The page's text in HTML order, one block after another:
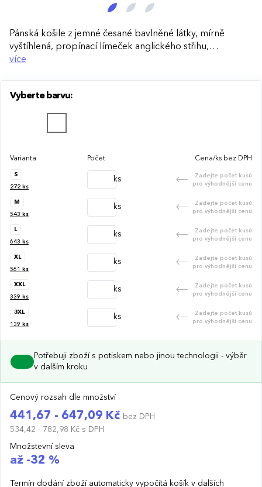
Pánská košile z jemné česané bavlněné látky, mírně
vyštíhlená, propínací límeček anglického střihu,
zakulacené manžety s 2 knoflíky a knoflíkovou dírkou,
více
Vyberte barvu:
Varianta Počet Cena/ks bez DPH
S
272 ks
ks
Zadejte počet kusů
pro výhodnější cenu
M
543 ks
ks
Zadejte počet kusů
pro výhodnější cenu
L
643 ks
ks
Zadejte počet kusů
pro výhodnější cenu
XL
561 ks
ks
Zadejte počet kusů
pro výhodnější cenu
XXL
339 ks
ks
Zadejte počet kusů
pro výhodnější cenu
3XL
139 ks
ks
Zadejte počet kusů
pro výhodnější cenu
Potřebuji zboží s potiskem nebo jinou technologii - výběr
v dalším kroku
Cenový rozsah dle množství
441,67 - 647,09 Kč bez DPH
534,42 - 782,98 Kč s DPH
Množstevní sleva
až -32 %
Termín dodání zboží automaticky vypočítá košík v dalších